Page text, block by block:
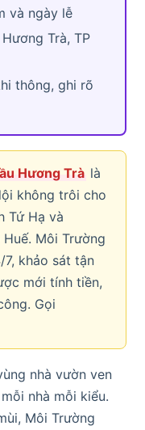
và ngày lễ
Trà, TP
thông, ghi rõ
Hương Trà là
không trôi cho
Tứ Hạ và
Môi Trường
khảo sát tận
mới tính tiền,
Gọi
nhà vườn ven
nhà mỗi kiểu.
Môi Trường